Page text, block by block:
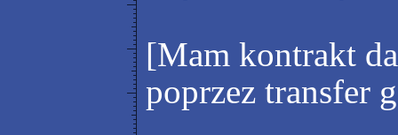
[Mam kontrakt
poprzez transfer